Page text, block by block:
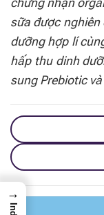
chứng nhận
sữa được
dưỡng hợp lí
hấp thu dinh
sung Prebiotic
→